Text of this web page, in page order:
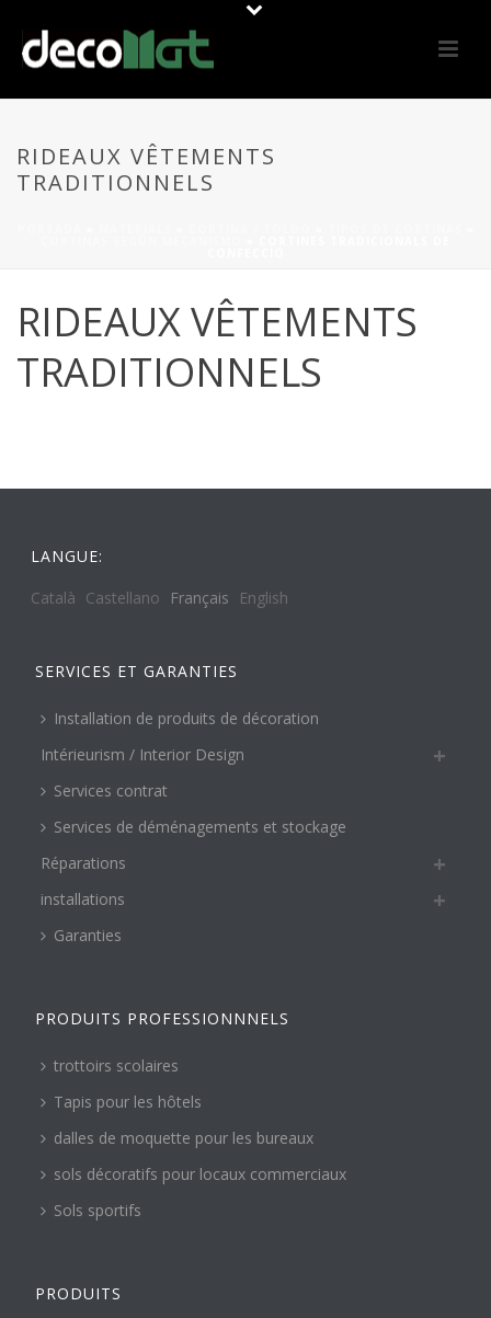
RIDEAUX VÊTEMENTS
TRADITIONNELS
RIDEAUX VÊTEMENTS
TRADITIONNELS
LANGUE:
Català Castellano Français English
SERVICES ET GARANTIES
Installation de produits de décoration
Intérieurism / Interior Design
Services contrat
Services de déménagements et stockage
Réparations
installations
Garanties
PRODUITS PROFESSIONNNELS
trottoirs scolaires
Tapis pour les hôtels
dalles de moquette pour les bureaux
sols décoratifs pour locaux commerciaux
Sols sportifs
PRODUITS